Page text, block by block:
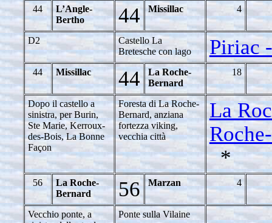
44
L’Angle-
Bertho
44 Missillac 4
D2
Castello La
Bretesche con lago
Piriac
44 Missillac 44
La Roche-
Bernard
18
Dopo il castello a
sinistra, per Burin,
Ste Marie, Kerroux-
des-Bois, La Bonne
Façon
Foresta di La Roche-
Bernard, anziana
fortezza viking,
vecchia città
La
*
56
La Roche-
Bernard
56 Marzan 4
Vecchio ponte, a
Ponte sulla Vilaine